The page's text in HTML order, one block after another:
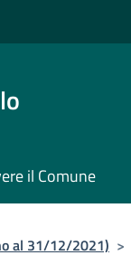
il Comune
al 31/12/2021) >